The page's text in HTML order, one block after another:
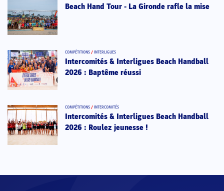
Beach Hand Tour - La Gironde rafle la mise
COMPÉTITIONS / INTERLIGUES
Intercomités & Interligues Beach Handball
2026 : Baptême réussi
COMPÉTITIONS / INTERCOMITÉS
Intercomités & Interligues Beach Handball
2026 : Roulez jeunesse !